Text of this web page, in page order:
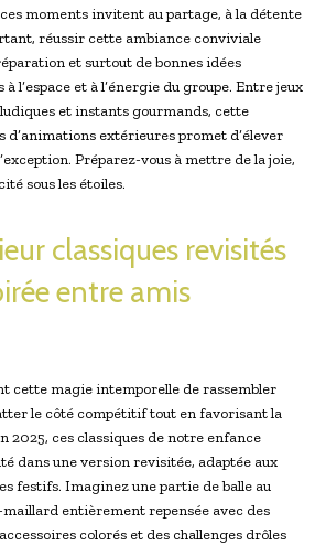
moments invitent au partage, à la détente
réussir cette ambiance conviviale
et surtout de bonnes idées
l’espace et à l’énergie du groupe. Entre jeux
et instants gourmands, cette
d’animations extérieures promet d’élever
Préparez-vous à mettre de la joie,
sous les étoiles.
classiques revisités
entre amis
cette magie intemporelle de rassembler
le côté compétitif tout en favorisant la
2025, ces classiques de notre enfance
dans une version revisitée, adaptée aux
festifs. Imaginez une partie de balle au
entièrement repensée avec des
colorés et des challenges drôles